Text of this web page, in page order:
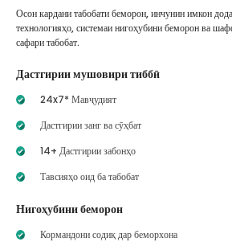
Осон кардани табобати беморон, инчунин имкон
технологияҳо, системаи нигоҳубини беморон ва
сафари табобат.
Дастгирии мушовири тиббӣ
24x7* Мавҷудият
Дастгирии занг ва сӯҳбат
14+ Дастгирии забонҳо
Тавсияҳо оид ба табобат
Нигоҳубини беморон
Кормандони содиқ дар беморхона